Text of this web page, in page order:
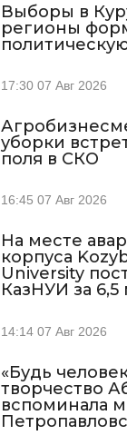
Выборы в
регионы
17:30 07 Авг 2026
уборки
поля в СКО
16:45 07 Авг 2026
На месте
корпуса
University
КазНУИ за
14:14 07 Авг 2026
«Будь
творчество
вспоминала